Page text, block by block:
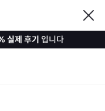
실제 후기 입니다